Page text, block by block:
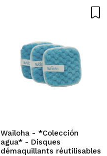
Wailoha - *Colección
agua* - Disques
démaquillants réutilisables